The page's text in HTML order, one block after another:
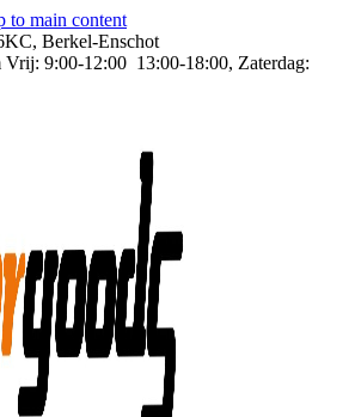
to main content
Berkel-Enschot
9:00-12:00 13:00-18:00, Zaterdag: